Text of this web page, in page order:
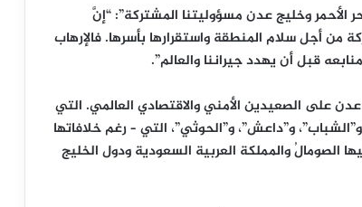
الأحمر وخليج عدن مسؤوليتنا المشتركة”: “إنَّ
أجل سلام المنطقة واستقرارها بأسرها. فالإرهاب
قبل أن يهدد جيراننا والعالم”.
على الصعيدين الأمني والاقتصادي العالمي. التي
و”داعش”، و”الحوثي”، التي – رغم خلافاتها
الصومالُ والمملكة العربية السعودية ودول الخليج